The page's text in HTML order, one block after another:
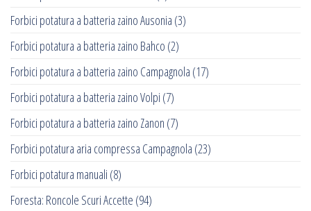
Forbici potatura a batteria zaino Ausonia (3)
Forbici potatura a batteria zaino Bahco (2)
Forbici potatura a batteria zaino Campagnola (17)
Forbici potatura a batteria zaino Volpi (7)
Forbici potatura a batteria zaino Zanon (7)
Forbici potatura aria compressa Campagnola (23)
Forbici potatura manuali (8)
Foresta: Roncole Scuri Accette (94)